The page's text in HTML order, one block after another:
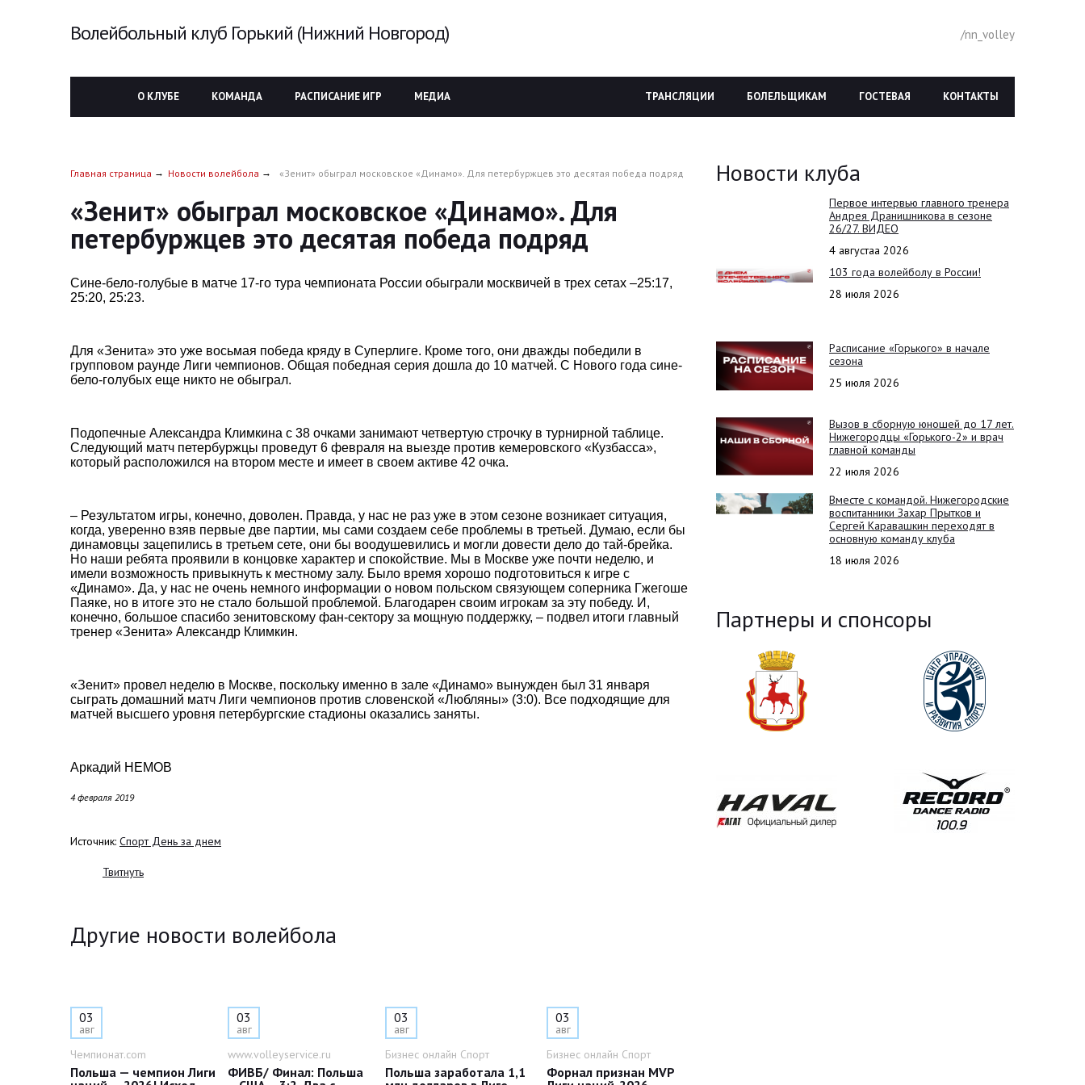
Волейбольный клуб Горький (Нижний Новгород) /nn_volley
О КЛУБЕ КОМАНДА РАСПИСАНИЕ ИГР МЕДИА КОНТАКТЫ
ГОСТЕВАЯ
БОЛЕЛЬЩИКАМ
ТРАНСЛЯЦИИ
Главная страница Новости волейбола «Зенит» обыграл московское «Динамо». Для петербуржцев это десятая победа подряд
«Зенит» обыграл московское «Динамо». Для
петербуржцев это десятая победа подряд
Сине-бело-голубые в матче 17-го тура чемпионата России обыграли москвичей в трех сетах –25:17,
25:20, 25:23.
Для «Зенита» это уже восьмая победа кряду в Суперлиге. Кроме того, они дважды победили в
групповом раунде Лиги чемпионов. Общая победная серия дошла до 10 матчей. С Нового года сине-
бело-голубых еще никто не обыграл.
Подопечные Александра Климкина с 38 очками занимают четвертую строчку в турнирной таблице.
Следующий матч петербуржцы проведут 6 февраля на выезде против кемеровского «Кузбасса»,
который расположился на втором месте и имеет в своем активе 42 очка.
– Результатом игры, конечно, доволен. Правда, у нас не раз уже в этом сезоне возникает ситуация,
когда, уверенно взяв первые две партии, мы сами создаем себе проблемы в третьей. Думаю, если бы
динамовцы зацепились в третьем сете, они бы воодушевились и могли довести дело до тай-брейка.
Но наши ребята проявили в концовке характер и спокойствие. Мы в Москве уже почти неделю, и
имели возможность привыкнуть к местному залу. Было время хорошо подготовиться к игре с
«Динамо». Да, у нас не очень немного информации о новом польском связующем соперника Гжегоше
Паяке, но в итоге это не стало большой проблемой. Благодарен своим игрокам за эту победу. И,
конечно, большое спасибо зенитовскому фан-сектору за мощную поддержку, – подвел итоги главный
тренер «Зенита» Александр Климкин.
«Зенит» провел неделю в Москве, поскольку именно в зале «Динамо» вынужден был 31 января
сыграть домашний матч Лиги чемпионов против словенской «Любляны» (3:0). Все подходящие для
матчей высшего уровня петербургские стадионы оказались заняты.
Аркадий НЕМОВ
4 февраля 2019
Источник: Спорт День за днем
Твитнуть
Другие новости волейбола
03
авг
Чемпионат.com
Польша — чемпион Лиги
03
авг
www.volleyservice.ru
ФИВБ/ Финал: Польша
03
авг
Бизнес онлайн Спорт
Польша заработала 1,1
03
авг
Бизнес онлайн Спорт
Форнал признан MVP
Новости клуба
Первое интервью главного тренера
Андрея Дранишникова в сезоне
26/27. ВИДЕО
4 августаа 2026
103 года волейболу в России!
28 июля 2026
Расписание «Горького» в начале
сезона
25 июля 2026
Вызов в сборную юношей до 17 лет.
Нижегородцы «Горького-2» и врач
главной команды
22 июля 2026
Вместе с командой. Нижегородские
воспитанники Захар Прытков и
Сергей Каравашкин переходят в
основную команду клуба
18 июля 2026
Партнеры и спонсоры